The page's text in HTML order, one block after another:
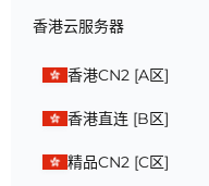
香港云服务器
香港CN2 [A区]
香港直连 [B区]
精品CN2 [C区]